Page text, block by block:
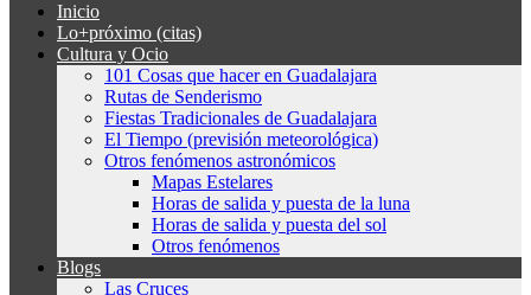
Inicio
Lo+próximo (citas)
Cultura y Ocio
101 Cosas que hacer en Guadalajara
Rutas de Senderismo
Fiestas Tradicionales de Guadalajara
El Tiempo (previsión meteorológica)
Otros fenómenos astronómicos
Mapas Estelares
Horas de salida y puesta de la luna
Horas de salida y puesta del sol
Otros fenómenos
Blogs
Las Cruces